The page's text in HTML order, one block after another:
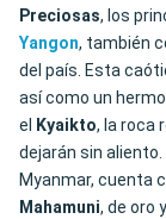
Preciosas, los
Yangon, también
del país. Esta
así como un
el
Kyaikto, la roca
dejarán sin aliento.
Myanmar, cuenta
Mahamuni, de oro